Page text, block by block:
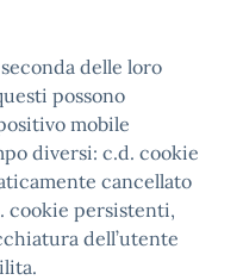
delle loro
possono
mobile
diversi: c.d. cookie
cancellato
cookie persistenti,
dell’utente